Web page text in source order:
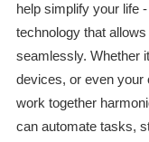
help simplify your life
technology that
seamlessly. Whether
devices, or even your
work together
can automate tasks,